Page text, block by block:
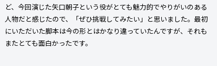
ど、今回演じた矢口朝子という役がとても魅力的でやりがいのある
人物だと感じたので、「ぜひ挑戦してみたい」と思いました。最初
にいただいた脚本は今の形とはかなり違っていたんですが、それも
またとても面白かったです。